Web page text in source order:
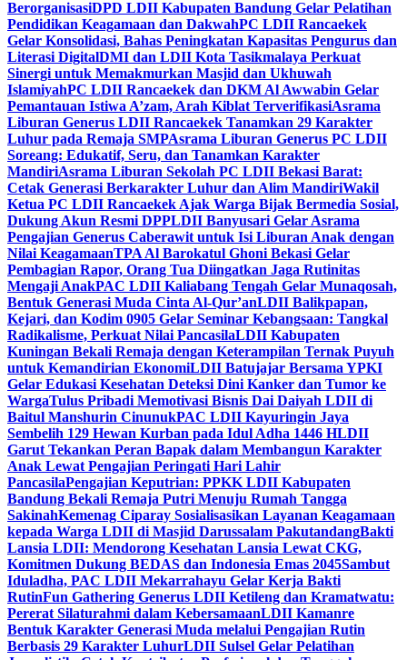
BerorganisasiDPD LDII Kabupaten Bandung Gelar Pelatihan
Pendidikan Keagamaan dan DakwahPC LDII Rancaekek
Gelar Konsolidasi, Bahas Peningkatan Kapasitas Pengurus dan
Literasi DigitalDMI dan LDII Kota Tasikmalaya Perkuat
Sinergi untuk Memakmurkan Masjid dan Ukhuwah
IslamiyahPC LDII Rancaekek dan DKM Al Awwabin Gelar
Pemantauan Istiwa A’zam, Arah Kiblat TerverifikasiAsrama
Liburan Generus LDII Rancaekek Tanamkan 29 Karakter
Luhur pada Remaja SMPAsrama Liburan Generus PC LDII
Soreang: Edukatif, Seru, dan Tanamkan Karakter
MandiriAsrama Liburan Sekolah PC LDII Bekasi Barat:
Cetak Generasi Berkarakter Luhur dan Alim MandiriWakil
Ketua PC LDII Rancaekek Ajak Warga Bijak Bermedia Sosial,
Dukung Akun Resmi DPPLDII Banyusari Gelar Asrama
Pengajian Generus Caberawit untuk Isi Liburan Anak dengan
Nilai KeagamaanTPA Al Barokatul Ghoni Bekasi Gelar
Pembagian Rapor, Orang Tua Diingatkan Jaga Rutinitas
Mengaji AnakPAC LDII Kaliabang Tengah Gelar Munaqosah,
Bentuk Generasi Muda Cinta Al-Qur’anLDII Balikpapan,
Kejari, dan Kodim 0905 Gelar Seminar Kebangsaan: Tangkal
Radikalisme, Perkuat Nilai PancasilaLDII Kabupaten
Kuningan Bekali Remaja dengan Keterampilan Ternak Puyuh
untuk Kemandirian EkonomiLDII Batujajar Bersama YPKI
Gelar Edukasi Kesehatan Deteksi Dini Kanker dan Tumor ke
WargaTulus Pribadi Memotivasi Bisnis Dai Daiyah LDII di
Baitul Manshurin CinunukPAC LDII Kayuringin Jaya
Sembelih 129 Hewan Kurban pada Idul Adha 1446 HLDII
Garut Tekankan Peran Bapak dalam Membangun Karakter
Anak Lewat Pengajian Peringati Hari Lahir
PancasilaPengajian Keputrian: PPKK LDII Kabupaten
Bandung Bekali Remaja Putri Menuju Rumah Tangga
SakinahKemenag Ciparay Sosialisasikan Layanan Keagamaan
kepada Warga LDII di Masjid Darussalam PakutandangBakti
Lansia LDII: Mendorong Kesehatan Lansia Lewat CKG,
Komitmen Dukung BEDAS dan Indonesia Emas 2045Sambut
Iduladha, PAC LDII Mekarrahayu Gelar Kerja Bakti
RutinFun Gathering Generus LDII Ketileng dan Kramatwatu:
Pererat Silaturahmi dalam KebersamaanLDII Kamanre
Bentuk Karakter Generasi Muda melalui Pengajian Rutin
Berbasis 29 Karakter LuhurLDII Sulsel Gelar Pelatihan